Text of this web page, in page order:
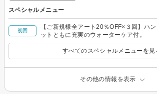
スペシャルメニュー
初回
【ご新規様全アート20％OFF×３回】ハ
ットともに充実のウォーターケア付。
すべてのスペシャルメニューを見
その他の情報を表示